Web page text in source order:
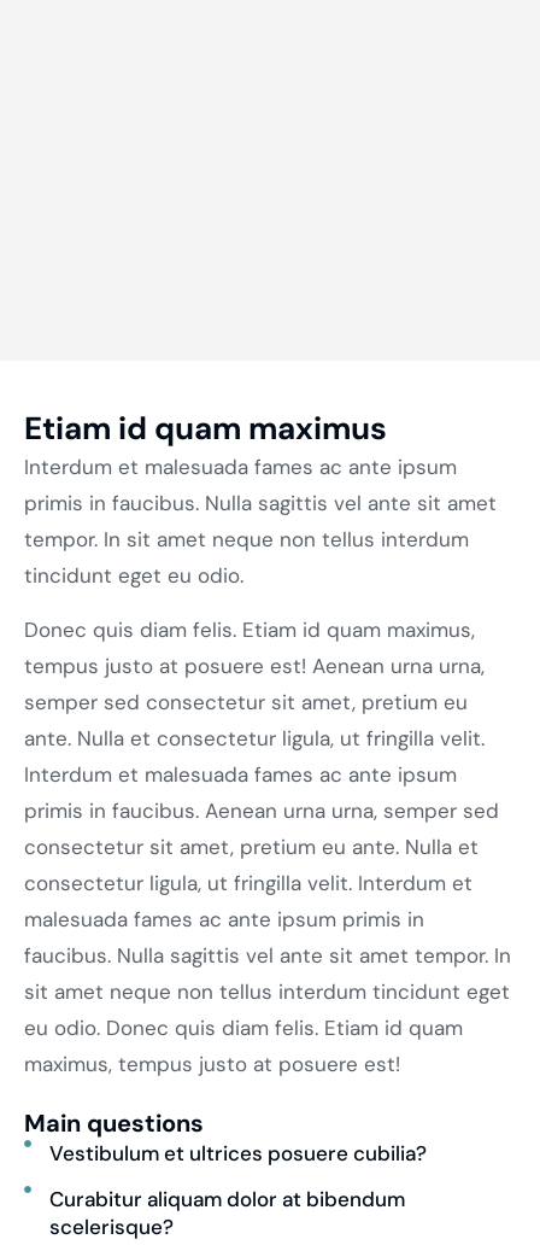
Etiam id quam maximus
Interdum et malesuada fames ac ante ipsum
primis in faucibus. Nulla sagittis vel ante sit amet
tempor. In sit amet neque non tellus interdum
tincidunt eget eu odio.
Donec quis diam felis. Etiam id quam maximus,
tempus justo at posuere est! Aenean urna urna,
semper sed consectetur sit amet, pretium eu
ante. Nulla et consectetur ligula, ut fringilla velit.
Interdum et malesuada fames ac ante ipsum
primis in faucibus. Aenean urna urna, semper sed
consectetur sit amet, pretium eu ante. Nulla et
consectetur ligula, ut fringilla velit. Interdum et
malesuada fames ac ante ipsum primis in
faucibus. Nulla sagittis vel ante sit amet tempor. In
sit amet neque non tellus interdum tincidunt eget
eu odio. Donec quis diam felis. Etiam id quam
maximus, tempus justo at posuere est!
Main questions
Vestibulum et ultrices posuere cubilia?
Curabitur aliquam dolor at bibendum
scelerisque?